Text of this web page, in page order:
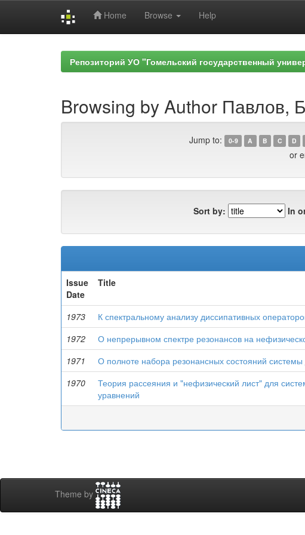
Home Browse Help
Репозиторий УО "Гомельский государственный
Browsing by Author Павлов,
Jump to: 0-9 A B C D
or
Sort by: In
Issue
Date
Title
1973 К спектральному анализу диссипативных
1972
О непрерывном спектре резонансов на
1971
О полноте набора резонансных состояний
1970
Теория рассеяния и "нефизический лист" для
уравнений
Theme by